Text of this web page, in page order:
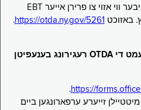
באשיצן אייער בענעפיטן לערנט איבער ווי אזוי צו פרירן אייער EBT
באזוכט https://otda.ny.gov/5261
.
מיר ווילן הערן אייער מיינונג! נעמט די OTDA רעגירונג בענעפיטן
https://
.
זייערע ערפארונגען ביים